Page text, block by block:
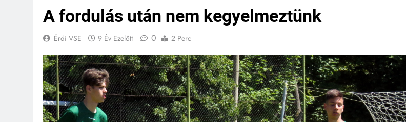
A fordulás után nem kegyelmeztünk
Érdi VSE 9 Év Ezelőtt 0 2 Perc